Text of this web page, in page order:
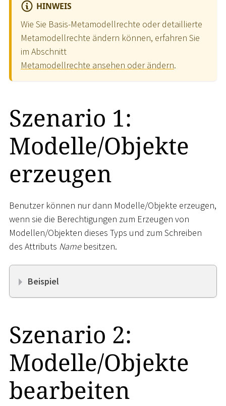
HINWEIS
Wie Sie Basis-Metamodellrechte oder detaillierte
Metamodellrechte ändern können, erfahren Sie
im Abschnitt
Metamodellrechte ansehen oder ändern.
Szenario 1:
Modelle/Objekte
erzeugen
Benutzer können nur dann Modelle/Objekte erzeugen,
wenn sie die Berechtigungen zum Erzeugen von
Modellen/Objekten dieses Typs und zum Schreiben
des Attributs Namebesitzen.
Beispiel
Szenario 2:
Modelle/Objekte
bearbeiten